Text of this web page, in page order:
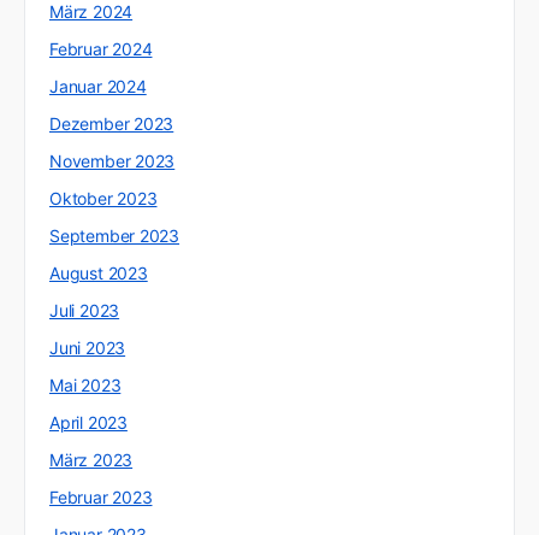
März 2024
Februar 2024
Januar 2024
Dezember 2023
November 2023
Oktober 2023
September 2023
August 2023
Juli 2023
Juni 2023
Mai 2023
April 2023
März 2023
Februar 2023